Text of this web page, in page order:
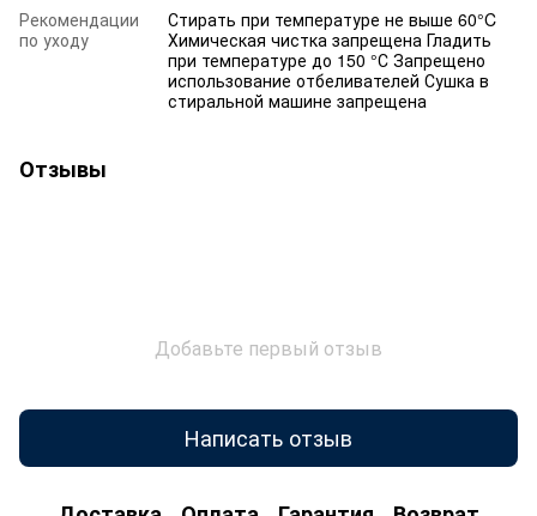
Рекомендации
по уходу
Стирать при температуре не выше 60°C
Химическая чистка запрещена Гладить
при температуре до 150 °С Запрещено
использование отбеливателей Сушка в
стиральной машине запрещена
Отзывы
Добавьте первый отзыв
Написать отзыв